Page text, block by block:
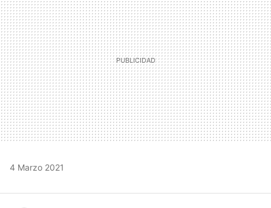
4 Marzo 2021